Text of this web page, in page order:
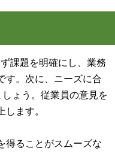
課題を明確にし、業務
す。次に、ニーズに合
ょう。従業員の意見を
ます。
得ることがスムーズな